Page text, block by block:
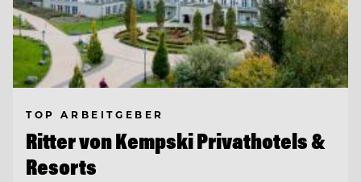
TOP ARBEITGEBER
Ritter von Kempski Privathotels &
Resorts